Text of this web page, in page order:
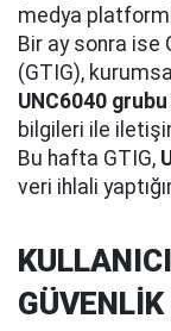
medya
Bir ay sonra ise
(GTIG),
UNC6040
bilgileri ile
Bu hafta GTIG,
veri ihlali